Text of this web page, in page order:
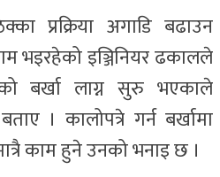
प्रक्रिया अगाडि बढाउन
भइरहेको इञ्जिनियर ढकालले
बर्खा लाग्न सुरु भएकाले
। कालोपत्रे गर्न बर्खामा
काम हुने उनको भनाइ छ ।